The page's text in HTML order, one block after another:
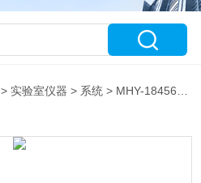
> 实验室仪器 > 系统 > MHY-18456核医学科衰变池放射性监测系统